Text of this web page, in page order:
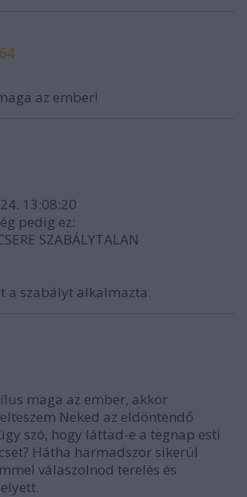
az ember!
13:08:20
pedig ez:
SZABÁLYTALAN
a szabályt alkalmazta.
maga az ember, akkor
Neked az eldöntendő
szó, hogy láttad-e a tegnap esti
Hátha harmadszor sikerül
válaszolnod terelés és